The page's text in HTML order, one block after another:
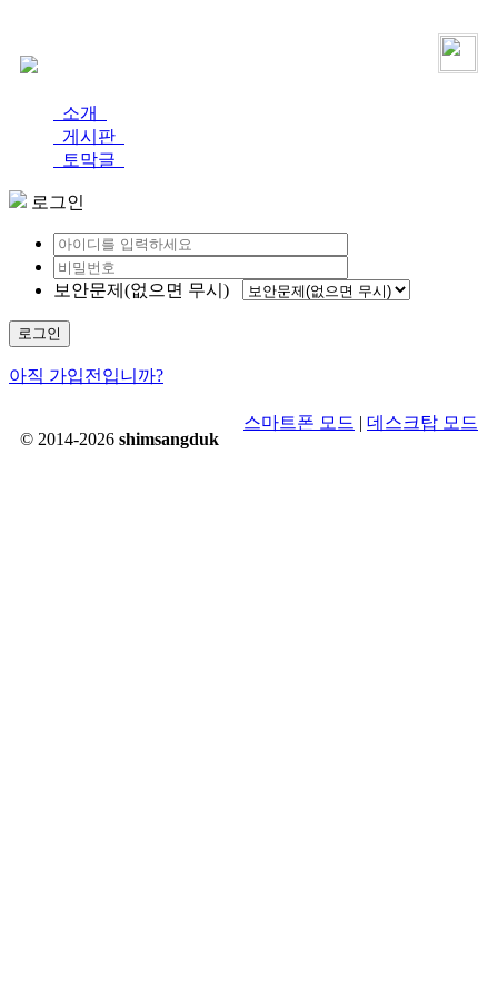
소개
게시판
토막글
로그인
보안문제(없으면 무시)
로그인
아직 가입전입니까?
© 2014-2026 shimsangduk
스마트폰 모드 | 데스크탑 모드